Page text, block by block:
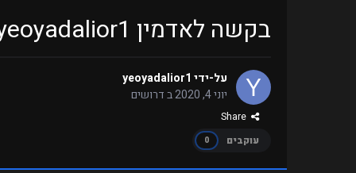
בקשה לאדמין yeoyadalior1 לשרת SurfCombat
על-ידי yeoyadalior1
יוני 4, 2020
בדרושים
עוקבים
0